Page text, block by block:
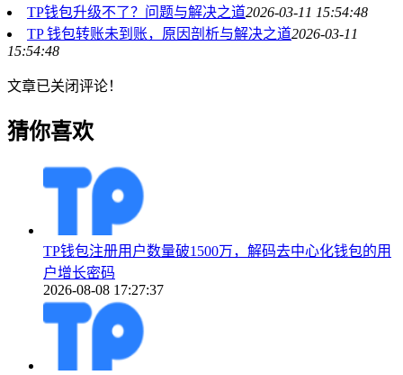
TP钱包升级不了？问题与解决之道2026-03-11 15:54:48
TP 钱包转账未到账，原因剖析与解决之道2026-03-11
15:54:48
文章已关闭评论！
猜你喜欢
TP钱包注册用户数量破1500万，解码去中心化钱包的用
户增长密码
2026-08-08 17:27:37